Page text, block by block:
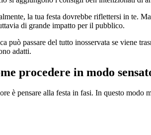
la tua festa dovrebbe riflettersi in te.
di grande impatto per il pubblico.
passare del tutto inosservata se viene
adatti.
procedere in modo
pensare alla festa in fasi. In questo modo